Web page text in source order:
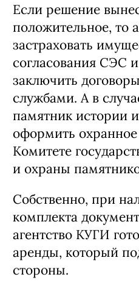
Если решение
положительное, то
застраховать
согласования СЭС
заключить
службами. А в
памятник истории
оформить охранное
Комитете
и охраны
Собственно, при
комплекта
агентство КУГИ
аренды, который
стороны.